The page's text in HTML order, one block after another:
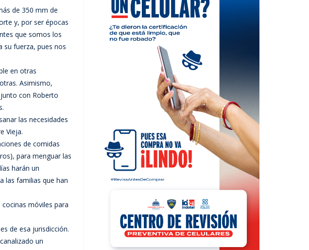
de 350 mm de
y, por ser épocas
que somos los
su fuerza, pues nos
en otras
Asimismo,
con Roberto
las necesidades
Vieja.
de comidas
para menguar las
harán un
las familias que han
móviles para
de esa jurisdicción.
un